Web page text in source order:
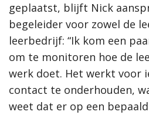
geplaatst, blijft Nick
begeleider voor zowel de
leerbedrijf: “Ik kom een
om te monitoren hoe de
werk doet. Het werkt voor
contact te onderhouden,
weet dat er op een